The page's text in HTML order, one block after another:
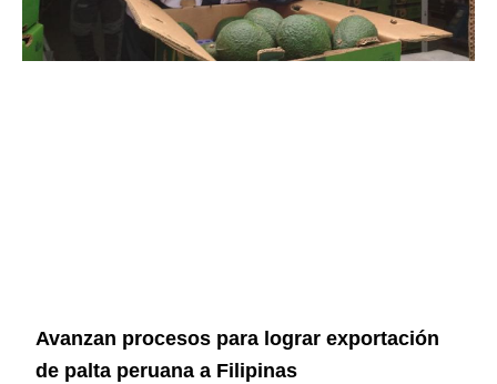
Avanzan procesos para lograr exportación
de palta peruana a Filipinas